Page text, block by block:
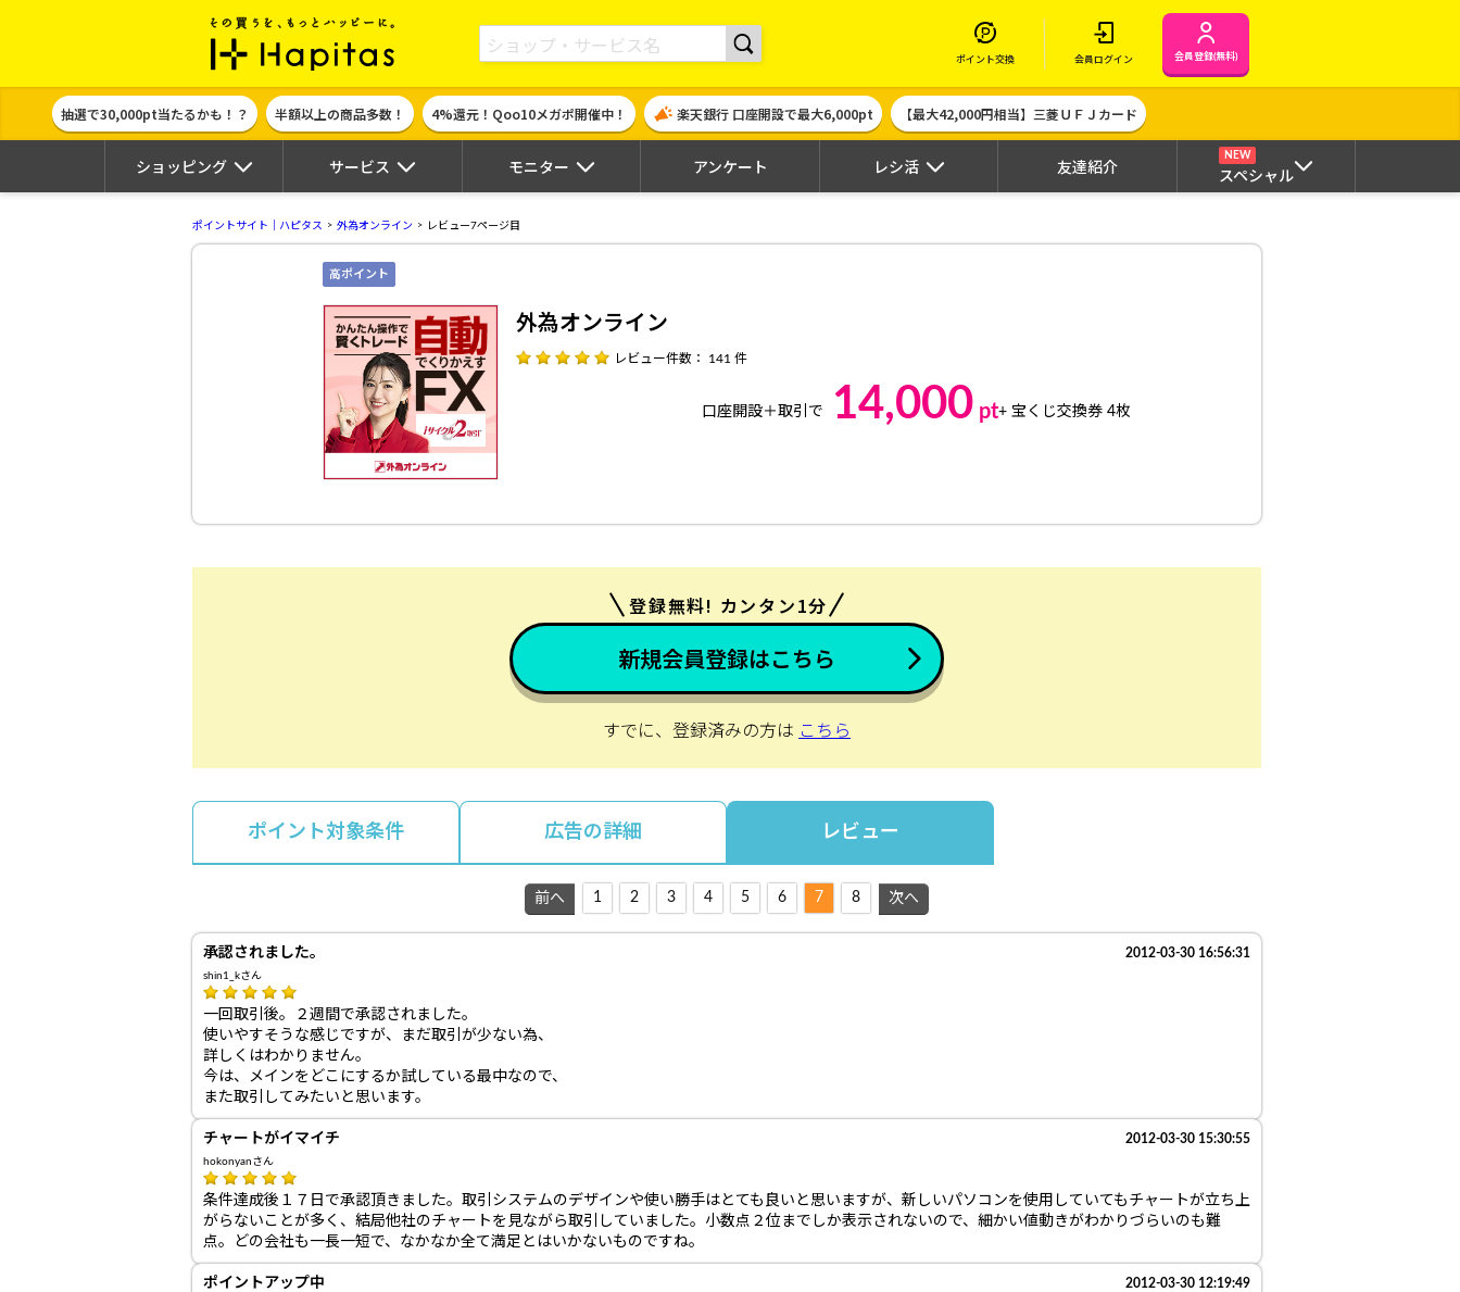
ポイント貯めて現金やギフト券に交換できるポイントサイト | ハピタス
ポイント交換 会員ログイン 会員登録(無料)
抽選で30,000pt当たるかも！？ 半額以上の商品多数！ 4%還元！Qoo10メガポ開催中！ 楽天銀行 口座開設で最大6,000pt 【最大42,000円相当】三菱ＵＦＪカード
ショッピング サービス モニター アンケート レシ活 友達紹介
NEW
スペシャル
ポイントサイト｜ハピタス 外為オンライン レビュー7ページ目
高ポイント
外為オンライン
レビュー件数： 141 件
口座開設＋取引で 14,000 pt+ 宝くじ交換券 4枚
登録無料! カンタン1分
新規会員登録はこちら
すでに、登録済みの方は こちら
ポイント対象条件 広告の詳細 レビュー
前へ 1 2 3 4 5 6 7 8 次へ
承認されました。 2012-03-30 16:56:31
shin1_kさん
一回取引後。２週間で承認されました。
使いやすそうな感じですが、まだ取引が少ない為、
詳しくはわかりません。
今は、メインをどこにするか試している最中なので、
また取引してみたいと思います。
チャートがイマイチ 2012-03-30 15:30:55
hokonyanさん
条件達成後１７日で承認頂きました。取引システムのデザインや使い勝手はとても良いと思いますが、新しいパソコンを使用していてもチャートが立ち上
がらないことが多く、結局他社のチャートを見ながら取引していました。小数点２位までしか表示されないので、細かい値動きがわかりづらいのも難
点。どの会社も一長一短で、なかなか全て満足とはいかないものですね。
ポイントアップ中 2012-03-30 12:19:49